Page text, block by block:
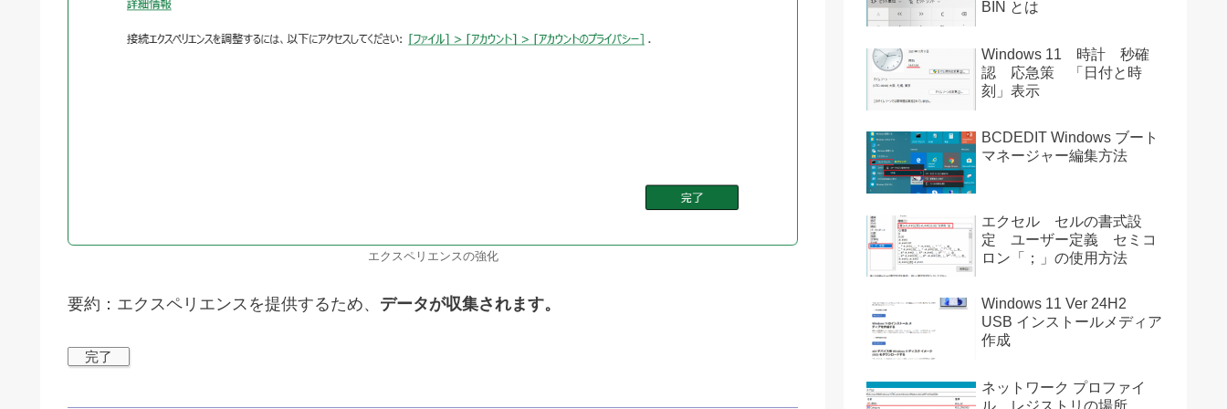
エクスペリエンスの強化
要約：エクスペリエンスを提供するため、 データが収集されます。
完了
BIN とは
Windows 11 時計 秒確
認 応急策 「日付と時
刻」表示
BCDEDIT Windows ブート
マネージャー編集方法
エクセル セルの書式設
定 ユーザー定義 セミコ
ロン「；」の使用方法
Windows 11 Ver 24H2
USB インストールメディア
作成
ネットワーク プロファイ
ル レジストリの場所